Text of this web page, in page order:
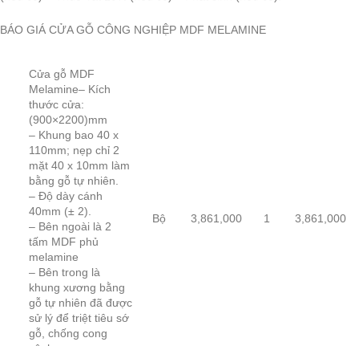
BÁO GIÁ CỬA GỖ CÔNG NGHIỆP MDF MELAMINE
Cửa gỗ MDF
Melamine– Kích
thước cửa:
(900×2200)mm
– Khung bao 40 x
110mm; nẹp chỉ 2
mặt 40 x 10mm làm
bằng gỗ tự nhiên.
– Độ dày cánh
40mm (± 2).
– Bên ngoài là 2
tấm MDF phủ
melamine
– Bên trong là
khung xương bằng
gỗ tự nhiên đã được
sử lý để triệt tiêu sớ
gỗ, chống cong
Bộ 3,861,000 1 3,861,000